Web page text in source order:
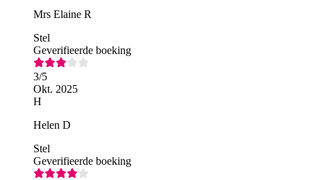
Mrs Elaine R
Stel
Geverifieerde boeking
3/5
Okt. 2025
H
Helen D
Stel
Geverifieerde boeking